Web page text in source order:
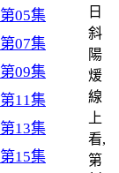
05集
07集
09集
11集
13集
15集
日
斜
陽
煖
線
上
看,
第